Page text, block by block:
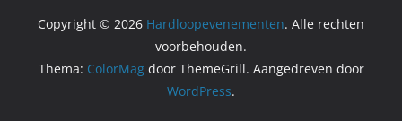
Copyright © 2026 Hardloopevenementen. Alle rechten
voorbehouden.
Thema: ColorMagdoor ThemeGrill. Aangedreven door
WordPress.